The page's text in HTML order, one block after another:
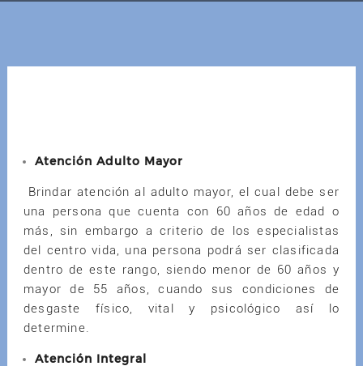
Atención Adulto Mayor
Brindar atención al adulto mayor, el cual debe ser
una persona que cuenta con 60 años de edad o
más, sin embargo a criterio de los especialistas
del centro vida, una persona podrá ser clasificada
dentro de este rango, siendo menor de 60 años y
mayor de 55 años, cuando sus condiciones de
desgaste físico, vital y psicológico así lo
determine.
Atención Integral